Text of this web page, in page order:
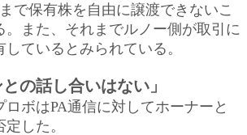
で保有株を自由に譲渡できないこ
。また、それまでルノー側が取引に
ているとみられている。
の話し合いはない」
ボはPA通信に対してホーナーと
した。